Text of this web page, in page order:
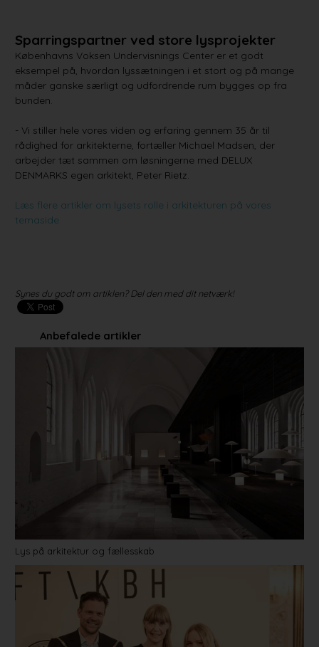
Sparringspartner ved store lysprojekter
Københavns Voksen Undervisnings Center er et godt
eksempel på, hvordan lyssætningen i et stort og på mange
måder ganske særligt og udfordrende rum bygges op fra
bunden.
- Vi stiller hele vores viden og erfaring gennem 35 år til
rådighed for arkitekterne, fortæller Michael Madsen, der
arbejder tæt sammen om løsningerne med DELUX
DENMARKS egen arkitekt, Peter Rietz.
Læs flere artikler om lysets rolle i arkitekturen på vores
temaside
Synes du godt om artiklen? Del den med dit netværk!
Anbefalede artikler
Lys på arkitektur og fællesskab